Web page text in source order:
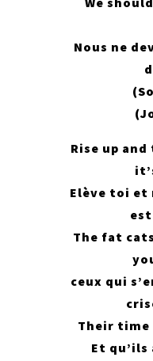
Nous ne
Rise up
Elève toi et
The fat
ceux qui
Their time
Et